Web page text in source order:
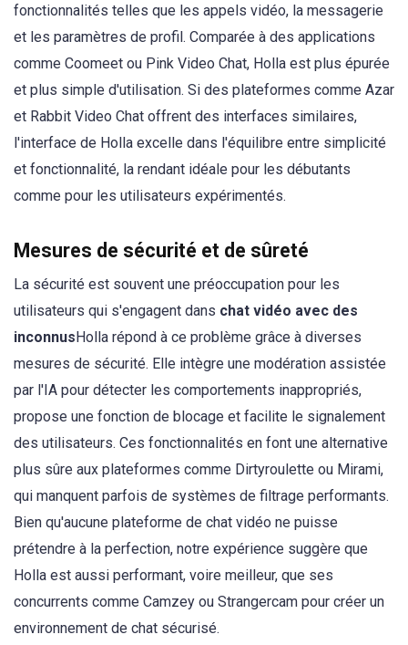
fonctionnalités telles que les appels vidéo, la messagerie
et les paramètres de profil. Comparée à des applications
comme Coomeet ou Pink Video Chat, Holla est plus épurée
et plus simple d'utilisation. Si des plateformes comme Azar
et Rabbit Video Chat offrent des interfaces similaires,
l'interface de Holla excelle dans l'équilibre entre simplicité
et fonctionnalité, la rendant idéale pour les débutants
comme pour les utilisateurs expérimentés.
Mesures de sécurité et de sûreté
La sécurité est souvent une préoccupation pour les
utilisateurs qui s'engagent dans chat vidéo avec des
inconnusHolla répond à ce problème grâce à diverses
mesures de sécurité. Elle intègre une modération assistée
par l'IA pour détecter les comportements inappropriés,
propose une fonction de blocage et facilite le signalement
des utilisateurs. Ces fonctionnalités en font une alternative
plus sûre aux plateformes comme Dirtyroulette ou Mirami,
qui manquent parfois de systèmes de filtrage performants.
Bien qu'aucune plateforme de chat vidéo ne puisse
prétendre à la perfection, notre expérience suggère que
Holla est aussi performant, voire meilleur, que ses
concurrents comme Camzey ou Strangercam pour créer un
environnement de chat sécurisé.